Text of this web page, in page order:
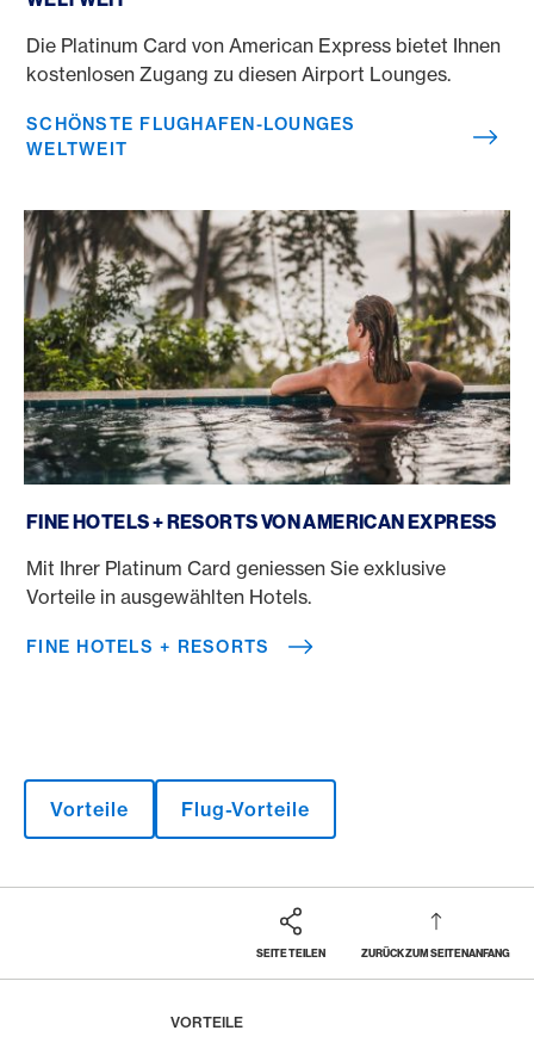
Die Platinum Card von American Express bietet Ihnen
kostenlosen Zugang zu diesen Airport Lounges.
SCHÖNSTE FLUGHAFEN-LOUNGES
WELTWEIT
FINE HOTELS + RESORTS VON AMERICAN EXPRESS
Mit Ihrer Platinum Card geniessen Sie exklusive
Vorteile in ausgewählten Hotels.
FINE HOTELS + RESORTS
Vorteile Flug-Vorteile
SEITE TEILEN ZURÜCK ZUM SEITENANFANG
Footer
VORTEILE